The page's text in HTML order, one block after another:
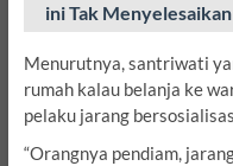
ini Tak
Menurutnya, santriwati
rumah kalau belanja ke
pelaku jarang
“Orangnya pendiam,